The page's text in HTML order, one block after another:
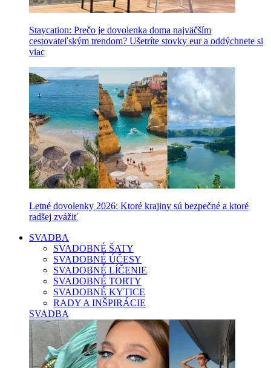
Staycation: Prečo je dovolenka doma najväčším
cestovateľským trendom? Ušetríte stovky eur a oddýchnete si
viac
Letné dovolenky 2026: Ktoré krajiny sú bezpečné a ktoré
radšej zvážiť
SVADBA
SVADOBNÉ ŠATY
SVADOBNÉ ÚČESY
SVADOBNÉ LÍČENIE
SVADOBNÉ TORTY
SVADOBNÉ KYTICE
RADY A INŠPIRÁCIE
SVADBA